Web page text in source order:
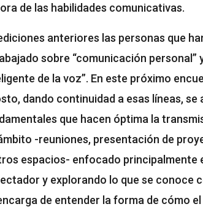
de las habilidades comunicativas.
anteriores las personas que
sobre “comunicación personal”
de la voz”. En este próximo
dando continuidad a esas líneas,
que hacen óptima la
-reuniones, presentación de
espacios- enfocado principalmente
y explorando lo que se conoce
de entender la forma de cómo